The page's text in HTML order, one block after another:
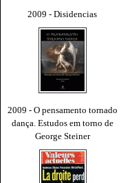
2009 - Disidencias
2009 - O pensamento tornado
dança. Estudos em torno de
George Steiner